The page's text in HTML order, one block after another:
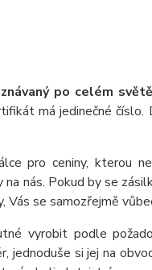
po celém
má jedinečné číslo.
pro ceniny, kterou
nás. Pokud by se
se samozřejmě
vyrobit podle
si jej na